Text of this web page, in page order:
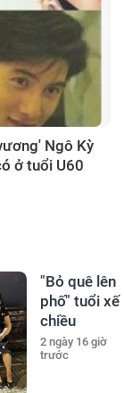
Ngô Kỳ
ở tuổi U60
"Bỏ quê lên
phố" tuổi xế
chiều
2 ngày 16 giờ
trước